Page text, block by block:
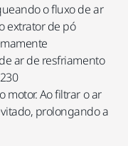
o fluxo de ar
extrator de pó
ar de resfriamento
motor. Ao filtrar o ar
prolongando a